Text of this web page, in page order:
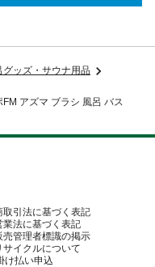
グッズ・サウナ用品
アズマ ブラシ 風呂 バス
取引法に基づく表記
業法に基づく表記
売管理者標識の掲示
サイクルについて
け払い申込